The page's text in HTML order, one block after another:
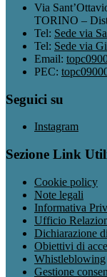
Via
TORINO –
Tel: Sede via
Tel: Sede via
Email:
PEC:
Seguici su
Instagram
Sezione Link
Cookie policy
Note legali
Informativa
Ufficio
Dichiarazione
Obiettivi di
Whistleblowing
Gestione